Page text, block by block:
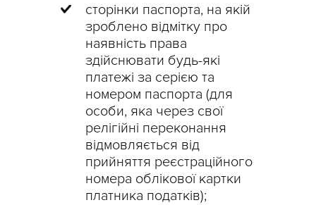
сторінки паспорта, на якій
зроблено відмітку про
наявність права
здійснювати будь-які
платежі за серією та
номером паспорта (для
особи, яка через свої
релігійні переконання
відмовляється від
прийняття реєстраційного
номера облікової картки
платника податків);